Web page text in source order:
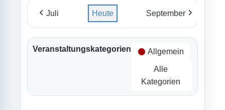
Juli Heute September
Veranstaltungskategorien Allgemein
Alle
Kategorien